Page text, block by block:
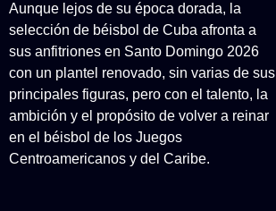
Aunque lejos de su época dorada, la
selección de béisbol de Cuba afronta a
sus anfitriones en Santo Domingo 2026
con un plantel renovado, sin varias de sus
principales figuras, pero con el talento, la
ambición y el propósito de volver a reinar
en el béisbol de los Juegos
Centroamericanos y del Caribe.